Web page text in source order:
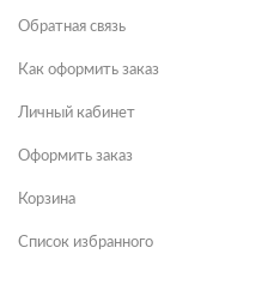
Обратная связь
Как оформить заказ
Личный кабинет
Оформить заказ
Корзина
Список избранного